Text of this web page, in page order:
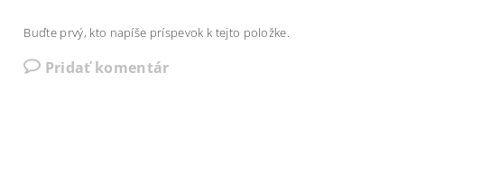
Buďte prvý, kto napíše príspevok k tejto položke.
Pridať komentár